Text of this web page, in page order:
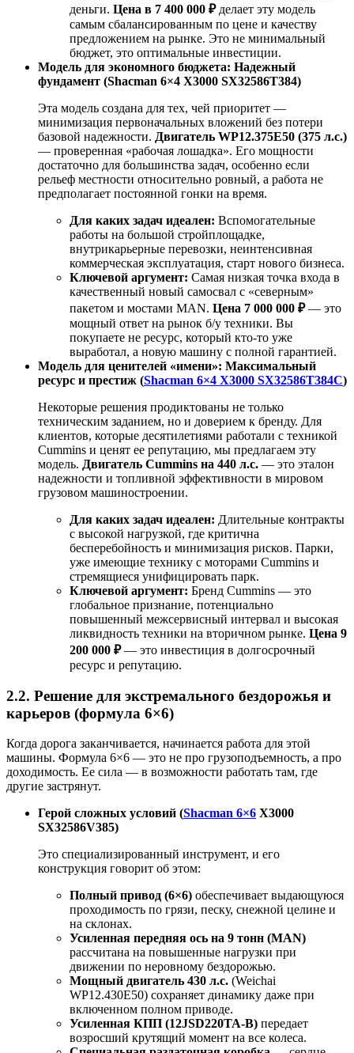
деньги. Цена в 7 400 000 ₽делает эту модель
самым сбалансированным по цене и качеству
предложением на рынке. Это не минимальный
бюджет, это оптимальные инвестиции.
Модель для экономного бюджета: Надежный
фундамент (Shacman 6×4 X3000 SX32586T384)
Эта модель создана для тех, чей приоритет —
минимизация первоначальных вложений без потери
базовой надежности. Двигатель WP12.375E50 (375 л.с.)
— проверенная «рабочая лошадка». Его мощности
достаточно для большинства задач, особенно если
рельеф местности относительно ровный, а работа не
предполагает постоянной гонки на время.
Для каких задач идеален: Вспомогательные
работы на большой стройплощадке,
внутрикарьерные перевозки, неинтенсивная
коммерческая эксплуатация, старт нового бизнеса.
Ключевой аргумент: Самая низкая точка входа в
качественный новый самосвал с «северным»
пакетом и мостами MAN. Цена 7 000 000 ₽— это
мощный ответ на рынок б/у техники. Вы
покупаете не ресурс, который кто-то уже
выработал, а новую машину с полной гарантией.
Модель для ценителей «имени»: Максимальный
ресурс и престиж (Shacman 6×4 X3000 SX32586T384С)
Некоторые решения продиктованы не только
техническим заданием, но и доверием к бренду. Для
клиентов, которые десятилетиями работали с техникой
Cummins и ценят ее репутацию, мы предлагаем эту
модель. Двигатель Cummins на 440 л.с. — это эталон
надежности и топливной эффективности в мировом
грузовом машиностроении.
Для каких задач идеален: Длительные контракты
с высокой нагрузкой, где критична
бесперебойность и минимизация рисков. Парки,
уже имеющие технику с моторами Cummins и
стремящиеся унифицировать парк.
Ключевой аргумент: Бренд Cummins — это
глобальное признание, потенциально
повышенный межсервисный интервал и высокая
ликвидность техники на вторичном рынке. Цена 9
200 000 ₽— это инвестиция в долгосрочный
ресурс и репутацию.
2.2. Решение для экстремального бездорожья и
карьеров (формула 6×6)
Когда дорога заканчивается, начинается работа для этой
машины. Формула 6×6 — это не про грузоподъемность, а про
доходимость. Ее сила — в возможности работать там, где
другие застрянут.
Герой сложных условий (Shacman 6×6 X3000
SX32586V385)
Это специализированный инструмент, и его
конструкция говорит об этом:
Полный привод (6×6) обеспечивает выдающуюся
проходимость по грязи, песку, снежной целине и
на склонах.
Усиленная передняя ось на 9 тонн (MAN)
рассчитана на повышенные нагрузки при
движении по неровному бездорожью.
Мощный двигатель 430 л.с. (Weichai
WP12.430E50) сохраняет динамику даже при
включенном полном приводе.
Усиленная КПП (12JSD220TA-B) передает
возросший крутящий момент на все колеса.